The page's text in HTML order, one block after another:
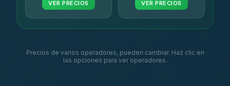
VER PRECIOS VER PRECIOS
Precios de varios operadores, pueden cambiar. Haz clic en
las opciones para ver operadores.